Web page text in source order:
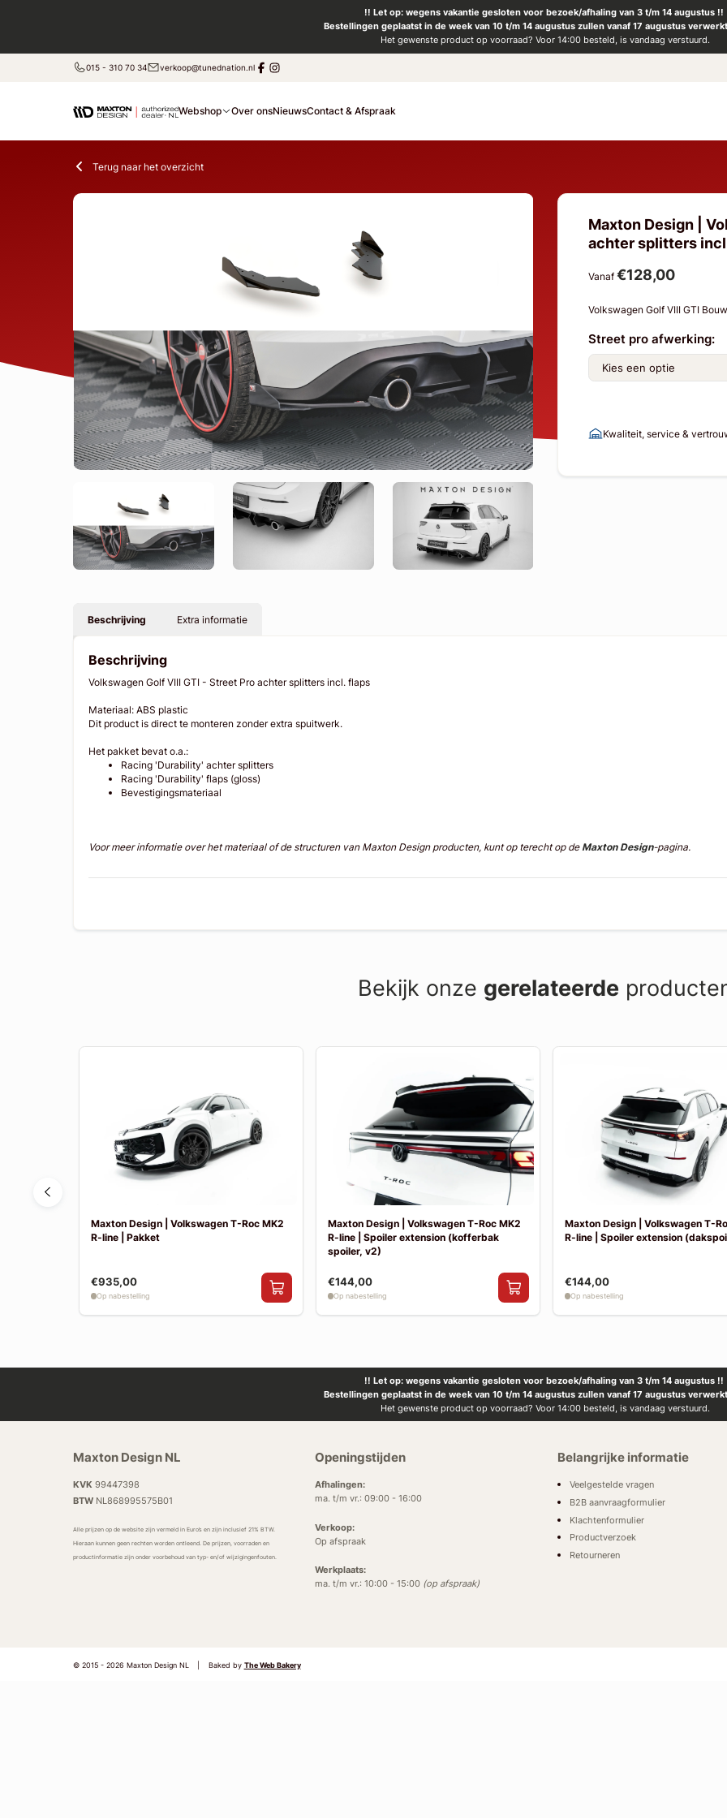
!! Let op: wegens vakantie gesloten voor bezoek/afhaling van 3 t/m 14 augustus !!
Bestellingen geplaatst in de week van 10 t/m 14 augustus zullen vanaf 17 augustus
Het gewenste product op voorraad? Voor 14:00 besteld, is vandaag verstuurd.
015 - 310 70 34 verkoop@tunednation.nl
Webshop Over onsNieuwsContact & Afspraak
Terug naar het overzicht
Maxton Design |
achter splitters
Vanaf €128,00
Volkswagen Golf VIII GTI
Street pro afwerking:
Kwaliteit, service &
Beschrijving Extra informatie
Beschrijving
Volkswagen Golf VIII GTI - Street Pro achter splitters incl. flaps
Materiaal: ABS plastic
Dit product is direct te monteren zonder extra spuitwerk.
Het pakket bevat o.a.:
Racing 'Durability' achter splitters
Racing 'Durability' flaps (gloss)
Bevestigingsmateriaal
Voor meer informatie over het materiaal of de structuren van Maxton Design producten, kunt op terecht op deMaxton Design-pagina.
Bekijk onze gerelateerde
Maxton Design | Volkswagen T-Roc MK2
R-line | Pakket
€935,00
Op nabestelling
Maxton Design | Volkswagen T-Roc MK2
R-line | Spoiler extension (kofferbak
spoiler, v2)
€144,00
Op nabestelling
Maxton Design | Volkswagen T-
R-line | Spoiler extension
€144,00
Op nabestelling
!! Let op: wegens vakantie gesloten voor bezoek/afhaling van 3 t/m 14 augustus !!
Bestellingen geplaatst in de week van 10 t/m 14 augustus zullen vanaf 17 augustus
Het gewenste product op voorraad? Voor 14:00 besteld, is vandaag verstuurd.
Maxton Design NL
KVK 99447398
BTWNL868995575B01
Alle prijzen op de website zijn vermeld in Euro’s en zijn inclusief 21% BTW.
Hieraan kunnen geen rechten worden ontleend. De prijzen, voorraden en
productinformatie zijn onder voorbehoud van typ- en/of wijzigingenfouten.
Openingstijden
Afhalingen:
ma. t/m vr.: 09:00 - 16:00
Verkoop:
Op afspraak
Werkplaats:
ma. t/m vr.: 10:00 - 15:00 (op afspraak)
Belangrijke informatie
Veelgestelde vragen
B2B aanvraagformulier
Klachtenformulier
Productverzoek
Retourneren
© 2015 - 2026 Maxton Design NL Baked by The Web Bakery